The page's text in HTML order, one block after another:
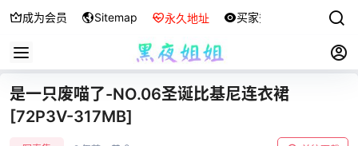
成为会员 Sitemap 永久地址 买家秀
是一只废喵了-NO.06圣诞比基尼连衣裙
[72P3V-317MB]